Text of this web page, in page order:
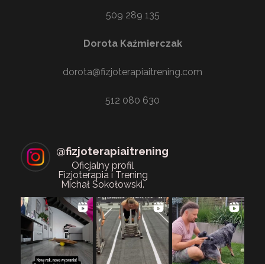
509 289 135
Dorota Kaźmierczak
dorota@fizjoterapiaitrening.com
512 080 630
@fizjoterapiaitrening
Oficjalny profil
Fizjoterapia i Trening
Michał Sokołowski.